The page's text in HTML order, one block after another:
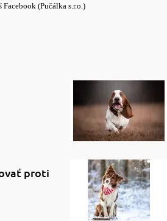
(Pučálka s.r.o.)
proti